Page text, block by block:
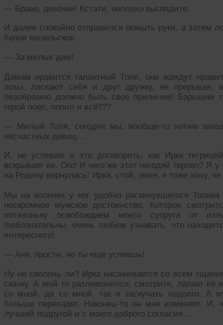
— Браво, девочки! Кстати, неплохо выглядите.
И далее спокойно отправился помыть руки, а затем
белое мозельское.
— За милых дам!
Дамам нравится галантный Толя, они жаждут
позы, ласкают себя и друг дружку, не прерывая,
безобразию должно быть свое приличие! Барышни
герой поел, попил и всё???
— Милый Толя, сегодня мы, вообще-то хотим
несчастных девиц…
И, не успеваю я это договорить, как Ирка
вскрывает ее. Ого! И чего же этот негодяй терпел? Я
на Родину вернулась! Ирка, стой, змея, я тоже хочу,
Мы на коленях у ног удобно раскинувшегося
нескромное мужское достоинство. Которое
потихоньку освобождаем моего супруга от
любознательны, очень любим узнавать, что
интересного!
— Аня, прости, но ты еще успеешь!
Ну не сволочь ли? Ирка насаживается со всем
скачку. А мой то разлимонился, смотрите, лапает
со мной, да со мной, так и заскучать недолго. А
больше перепадет. Наконец-то он мне изменяет. И,
лучшей подругой и с моего доброго согласия…